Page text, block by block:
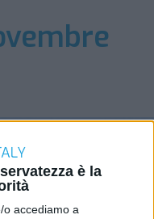
è la
o accediamo a